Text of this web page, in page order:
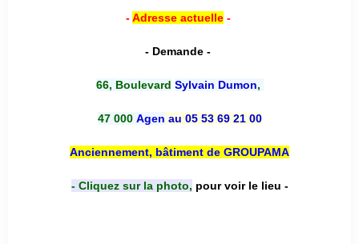
-Adresse actuelle-
- Demande -
66, Boulevard Sylvain Dumon,
47 000 Agen au 05 53 69 21 00
Anciennement, bâtiment de GROUPAMA
- Cliquez sur la photo, pour voir le lieu -